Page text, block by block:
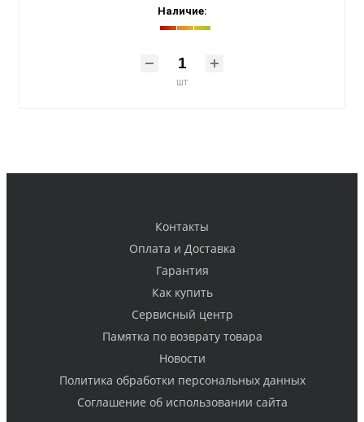
Наличие:
шт
Контакты
Оплата и Доставка
Гарантия
Как купить
Cервисный центр
Памятка по возврату товара
Новости
Политика обработки персональных данных
Cоглашение об использовании сайта